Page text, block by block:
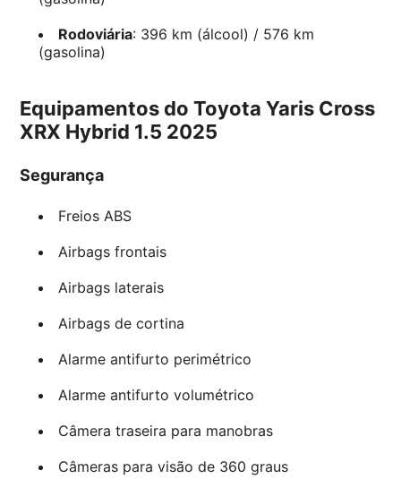
Rodoviária: 396 km (álcool) / 576 km
(gasolina)
Equipamentos do Toyota Yaris Cross
XRX Hybrid 1.5 2025
Segurança
Freios ABS
Airbags frontais
Airbags laterais
Airbags de cortina
Alarme antifurto perimétrico
Alarme antifurto volumétrico
Câmera traseira para manobras
Câmeras para visão de 360 graus